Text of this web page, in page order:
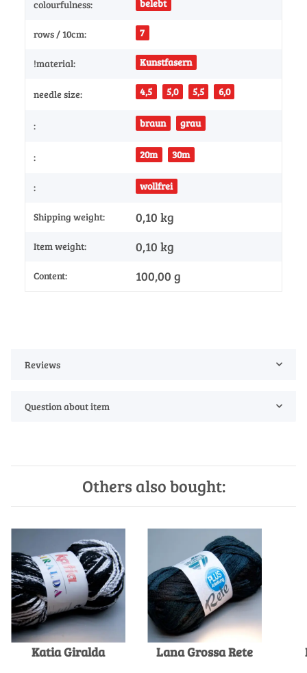
colourfulness: belebt
rows / 10cm: 7
!material: Kunstfasern
needle size: 4,5 5,0 5,5 6,0
: braun grau
: 20m 30m
: wollfrei
Shipping weight: 0,10 kg
Item weight: 0,10 kg
Content: 100,00 g
Reviews
Question about item
Others also bought:
Katia Giralda Lana Grossa Rete